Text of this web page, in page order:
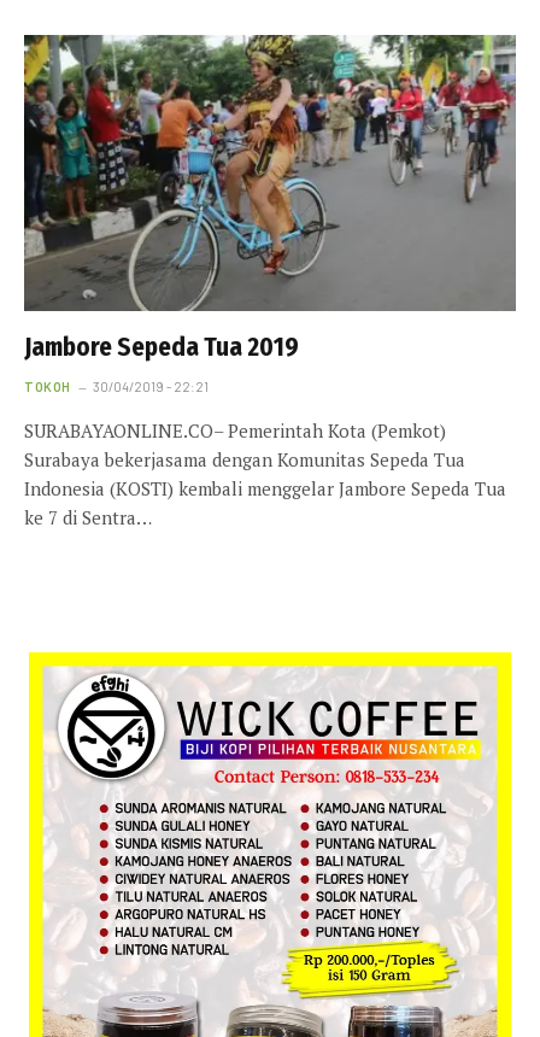
Jambore Sepeda Tua 2019
TOKOH 30/04/2019 - 22:21
SURABAYAONLINE.CO– Pemerintah Kota (Pemkot)
Surabaya bekerjasama dengan Komunitas Sepeda Tua
Indonesia (KOSTI) kembali menggelar Jambore Sepeda Tua
ke 7 di Sentra…